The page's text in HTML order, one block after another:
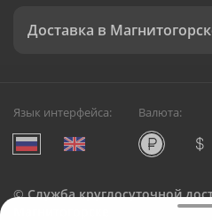
Доставка в
Язык интерфейса: Валюта:
©Служба круглосуточной